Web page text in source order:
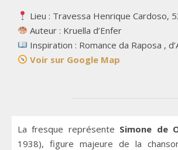
Lieu : Travessa Henrique Cardoso,
Auteur : Kruella d’Enfer
Inspiration : Romance da Raposa ,
Voir sur Google Map
La fresque représente Simone de
1938), figure majeure de la